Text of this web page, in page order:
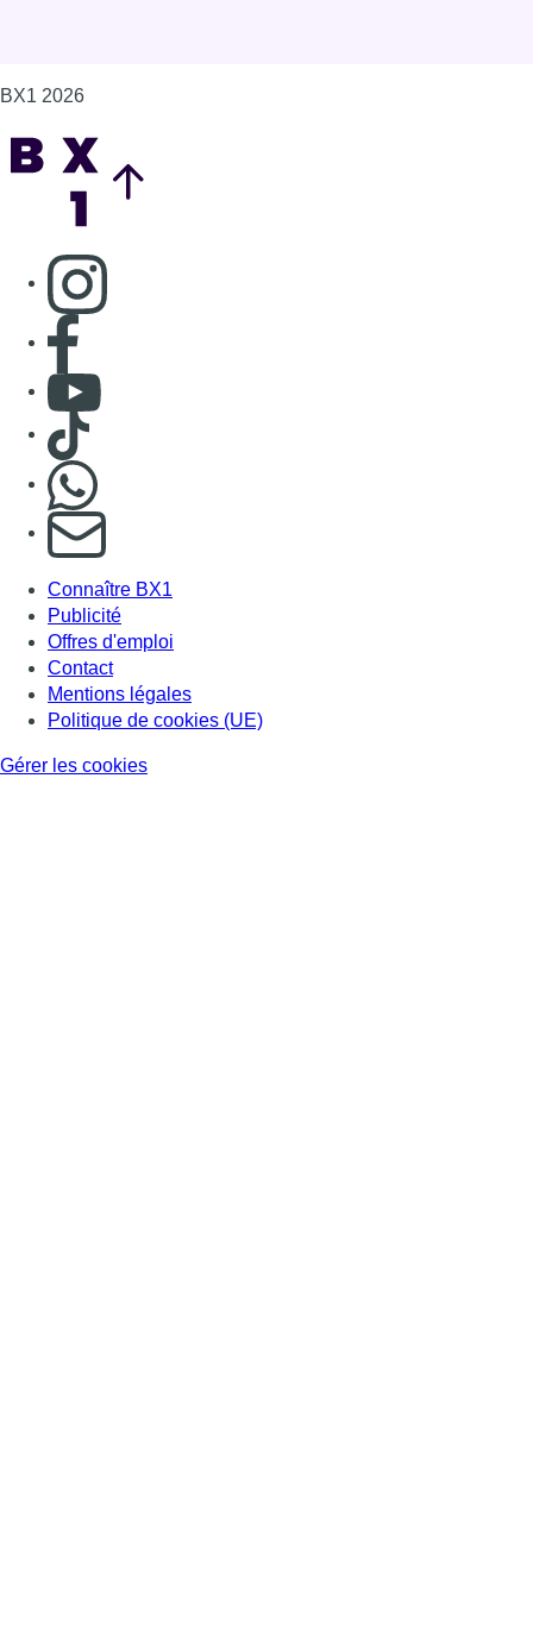
BX1 2026
Consulter page Instagram
Consulter page Facebook
Consulter Youtube
Consulter TikTok
S'abonner à notre newsletter
Connaître BX1
Publicité
Offres d'emploi
Contact
Mentions légales
Politique de cookies (UE)
Gérer les cookies